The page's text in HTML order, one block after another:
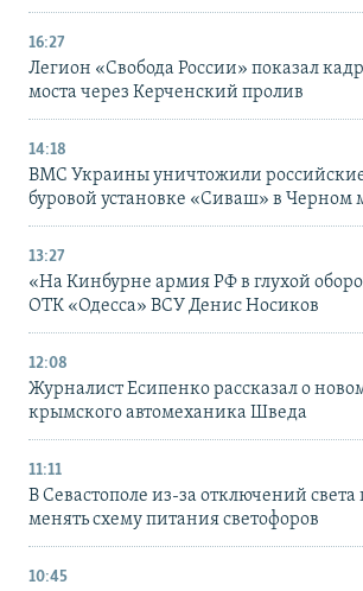
16:27
Легион «Свобода России» показал
моста через Керченский пролив
14:18
ВМС Украины уничтожили
буровой установке «Сиваш» в Черном
13:27
«На Кинбурне армия РФ в глухой
ОТК «Одесса» ВСУ Денис Носиков
12:08
Журналист Есипенко рассказал о
крымского автомеханика Шведа
11:11
В Севастополе из-за отключений
менять схему питания светофоров
10:45